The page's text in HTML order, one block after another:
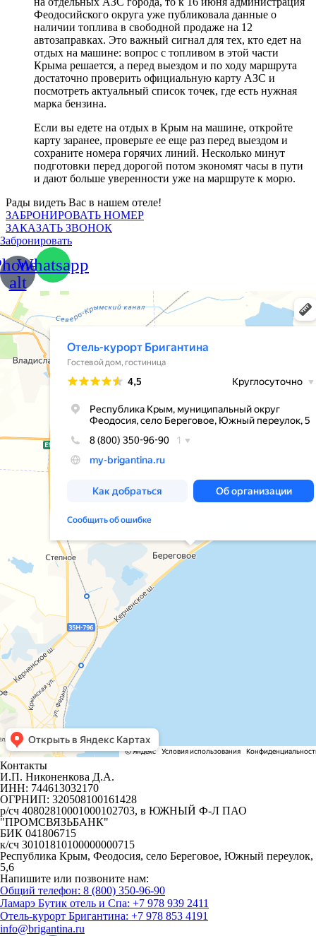
Феодосийского округа уже публиковала данные о
наличии топлива в свободной продаже на 12
автозаправках. Это важный сигнал для тех, кто едет на
отдых на машине: вопрос с топливом в этой части
Крыма решается, а перед выездом и по ходу маршрута
достаточно проверить официальную карту АЗС и
посмотреть актуальный список точек, где есть нужная
марка бензина.
Если вы едете на отдых в Крым на машине, откройте
карту заранее, проверьте ее еще раз перед выездом и
сохраните номера горячих линий. Несколько минут
подготовки перед дорогой потом экономят часы в пути
и дают больше уверенности уже на маршруте к морю.
Рады видеть Вас в нашем отеле!
ЗАБРОНИРОВАТЬ НОМЕР
ЗАКАЗАТЬ ЗВОНОК
Забронировать
alt
Whatsapp
Контакты
И.П. Никоненкова Д.А.
ИНН: 744613032170
ОГРНИП: 320508100161428
р/сч 40802810001000102703, в ЮЖНЫЙ Ф-Л ПАО
"ПРОМСВЯЗЬБАНК"
БИК 041806715
к/сч 30101810100000000715
Республика Крым, Феодосия, село Береговое, Южный переулок,
5,6
Напишите или позвоните нам:
Общий телефон: 8 (800) 350-96-90
Ламарэ Бутик отель и Спа: +7 978 939 2411
Отель-курорт Бригантина: +7 978 853 4191
info@brigantina.ru